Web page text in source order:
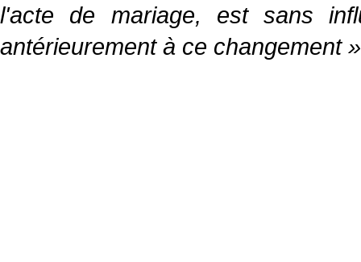
l'acte de mariage, est sans
antérieurement à ce changement